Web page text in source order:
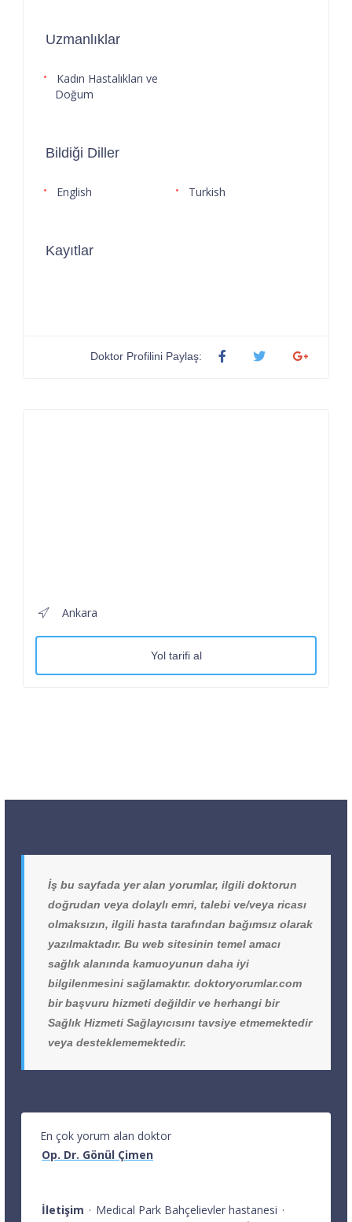
Uzmanlıklar
Kadın Hastalıkları ve
Doğum
Bildiği Diller
English Turkish
Kayıtlar
Doktor Profilini Paylaş:
Ankara
Yol tarifi al
İş bu sayfada yer alan yorumlar, ilgili doktorun
doğrudan veya dolaylı emri, talebi ve/veya ricası
olmaksızın, ilgili hasta tarafından bağımsız olarak
yazılmaktadır. Bu web sitesinin temel amacı
sağlık alanında kamuoyunun daha iyi
bilgilenmesini sağlamaktır. doktoryorumlar.com
bir başvuru hizmeti değildir ve herhangi bir
Sağlık Hizmeti Sağlayıcısını tavsiye etmemektedir
veya desteklememektedir.
En çok yorum alan doktor
Op. Dr. Gönül Çimen
İletişim · Medical Park Bahçelievler hastanesi ·